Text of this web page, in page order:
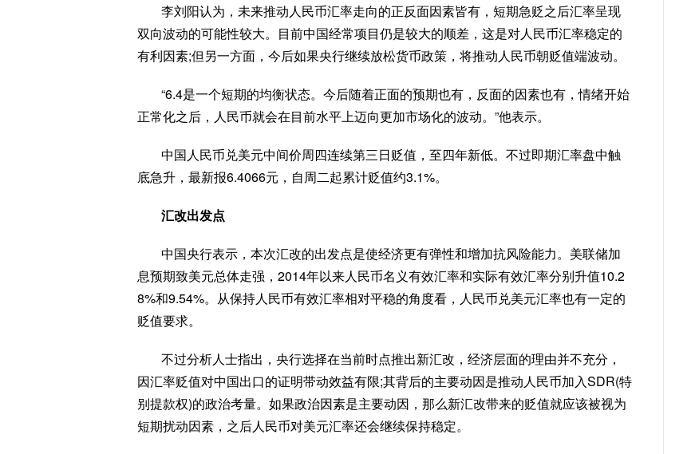
李刘阳认为，未来推动人民币汇率走向的正反面因素皆有，短期急贬之后汇率呈现
双向波动的可能性较大。目前中国经常项目仍是较大的顺差，这是对人民币汇率稳定的
有利因素;但另一方面，今后如果央行继续放松货币政策，将推动人民币朝贬值端波动。
“6.4是一个短期的均衡状态。今后随着正面的预期也有，反面的因素也有，情绪开始
正常化之后，人民币就会在目前水平上迈向更加市场化的波动。”他表示。
中国人民币兑美元中间价周四连续第三日贬值，至四年新低。不过即期汇率盘中触
底急升，最新报6.4066元，自周二起累计贬值约3.1%。
汇改出发点
中国央行表示，本次汇改的出发点是使经济更有弹性和增加抗风险能力。美联储加
息预期致美元总体走强，2014年以来人民币名义有效汇率和实际有效汇率分别升值10.2
8%和9.54%。从保持人民币有效汇率相对平稳的角度看，人民币兑美元汇率也有一定的
贬值要求。
不过分析人士指出，央行选择在当前时点推出新汇改，经济层面的理由并不充分，
因汇率贬值对中国出口的证明带动效益有限;其背后的主要动因是推动人民币加入SDR(特
别提款权)的政治考量。如果政治因素是主要动因，那么新汇改带来的贬值就应该被视为
短期扰动因素，之后人民币对美元汇率还会继续保持稳定。